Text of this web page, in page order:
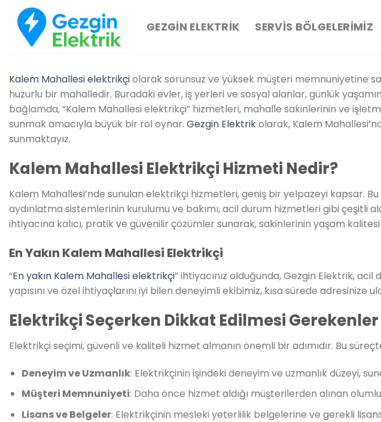
İçeriğe
atla
GEZGIN ELEKTRIK SERVIS BÖLGELERIMIZ
Kalem Mahallesi elektrikçiolarak sorunsuz ve yüksek müşteri memnuniyetine
huzurlu bir mahalledir. Buradaki evler, iş yerleri ve sosyal alanlar, günlük
bağlamda, “Kalem Mahallesi elektrikçi” hizmetleri, mahalle sakinlerinin ve
sunmak amacıyla büyük bir rol oynar. Gezgin Elektrikolarak, Kalem
sunmaktayız.
Kalem Mahallesi Elektrikçi Hizmeti Nedir?
Kalem Mahallesi’nde sunulan elektrikçi hizmetleri, geniş bir yelpazeyi kapsar.
aydınlatma sistemlerinin kurulumu ve bakımı, acil durum hizmetleri gibi çeşitli
ihtiyacına kalıcı, pratik ve güvenilir çözümler sunarak, sakinlerinin yaşam
En Yakın Kalem Mahallesi Elektrikçi
“En yakın Kalem Mahallesi elektrikçi” ihtiyacınız olduğunda, Gezgin Elektrik, acil
yapısını ve özel ihtiyaçlarını iyi bilen deneyimli ekibimiz, kısa sürede
Elektrikçi Seçerken Dikkat Edilmesi Gerekenler
Elektrikçi seçimi, güvenli ve kaliteli hizmet almanın önemli bir adımıdır. Bu
Deneyim ve Uzmanlık: Elektrikçinin işindeki deneyim ve uzmanlık düzeyi,
Müşteri Memnuniyeti: Daha önce hizmet aldığı müşterilerden alınan
Lisans ve Belgeler: Elektrikçinin mesleki yeterlilik belgelerine ve gerekli